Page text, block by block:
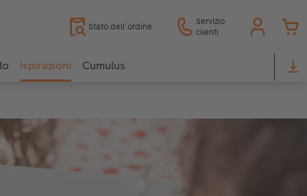
Stato dell’ordine
Servizio
clienti
Ispirazioni Cumulus